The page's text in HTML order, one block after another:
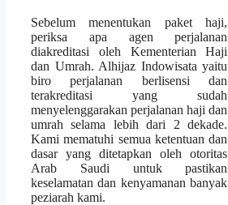
Sebelum menentukan paket haji,
periksa apa agen perjalanan
diakreditasi oleh Kementerian Haji
dan Umrah. Alhijaz Indowisata yaitu
biro perjalanan berlisensi dan
terakreditasi yang sudah
menyelenggarakan perjalanan haji dan
umrah selama lebih dari 2 dekade.
Kami mematuhi semua ketentuan dan
dasar yang ditetapkan oleh otoritas
Arab Saudi untuk pastikan
keselamatan dan kenyamanan banyak
peziarah kami.